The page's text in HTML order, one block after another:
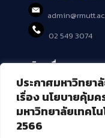
ประกาศมหาวิทยา
เรื่อง นโยบายคุ้ม
มหาวิทยาลัยเทค
2566
02 549 3074
บริการอื่นๆ ของ สวส.
ศูนย์สื่อดิจิทัล
ศูนย์นวัตกรรมและคว
ศูนย์พัฒนาและบริกา
สมัยใหม่ (MoSeC)